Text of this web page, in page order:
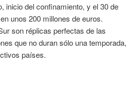
inicio del confinamiento, y el 30 de
unos 200 millones de euros.
son réplicas perfectas de las
que no duran sólo una temporada,
países.